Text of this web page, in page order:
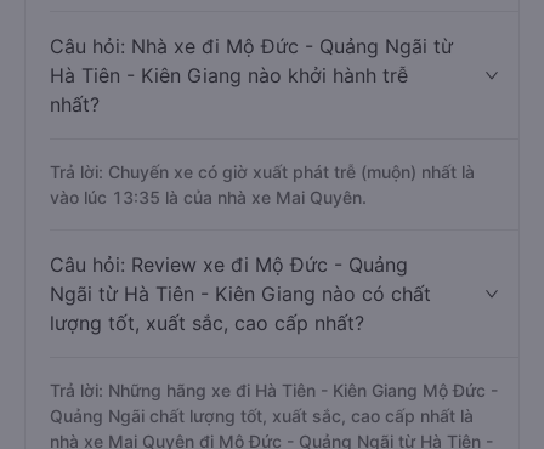
Câu hỏi: Nhà xe đi Mộ Đức - Quảng Ngãi từ
Hà Tiên - Kiên Giang nào khởi hành trễ
nhất?
Trả lời: Chuyến xe có giờ xuất phát trễ (muộn) nhất là
vào lúc 13:35 là của nhà xe Mai Quyên.
Câu hỏi: Review xe đi Mộ Đức - Quảng
Ngãi từ Hà Tiên - Kiên Giang nào có chất
lượng tốt, xuất sắc, cao cấp nhất?
Trả lời: Những hãng xe đi Hà Tiên - Kiên Giang Mộ Đức -
Quảng Ngãi chất lượng tốt, xuất sắc, cao cấp nhất là
nhà xe Mai Quyên đi Mộ Đức - Quảng Ngãi từ Hà Tiên -